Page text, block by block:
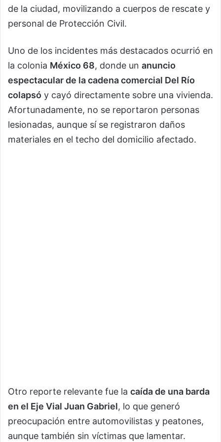
de la ciudad, movilizando a cuerpos de rescate y
personal de Protección Civil.
Uno de los incidentes más destacados ocurrió en
la colonia México 68, donde un anuncio
espectacular de la cadena comercial Del Río
colapsó y cayó directamente sobre una vivienda.
Afortunadamente, no se reportaron personas
lesionadas, aunque sí se registraron daños
materiales en el techo del domicilio afectado.
Otro reporte relevante fue la caída de una barda
en el Eje Vial Juan Gabriel, lo que generó
preocupación entre automovilistas y peatones,
aunque también sin víctimas que lamentar.